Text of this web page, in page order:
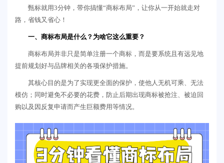
甄标就用3分钟，带你搞懂“商标布局”，让你从一开始就走对
路，省钱又省心！
一、商标布局是什么？为啥它这么重要？
商标布局并非只是简单注册一个商标，而是要系统且有远见地
提前规划好与品牌相关的各项保护措施。
其核心目的是为了实现更全面的保护，使他人无机可乘、无法
模仿；同时避免不必要的花费，防止后期出现商标被抢注、被迫回
购以及因反复申请而产生巨额费用等情况。